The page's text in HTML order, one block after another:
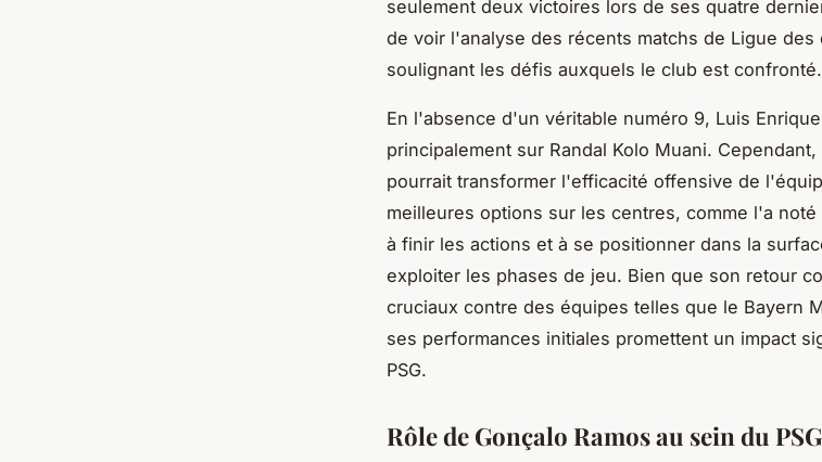
seulement deux victoires lors de ses quatre
de voir l'analyse des récents matchs de Ligue des
soulignant les défis auxquels le club est confronté.
En l'absence d'un véritable numéro 9, Luis
principalement sur Randal Kolo Muani.
pourrait transformer l'efficacité offensive de
meilleures options sur les centres, comme l'a noté
à finir les actions et à se positionner dans la
exploiter les phases de jeu. Bien que son retour
cruciaux contre des équipes telles que le Bayern
ses performances initiales promettent un impact
PSG.
Rôle de Gonçalo Ramos au sein du PSG